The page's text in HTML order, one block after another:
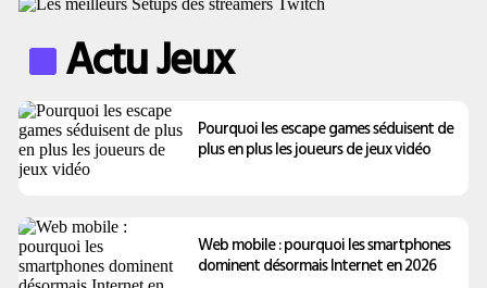
Actu Jeux
Pourquoi les escape games séduisent de
plus en plus les joueurs de jeux vidéo
Web mobile : pourquoi les smartphones
dominent désormais Internet en 2026